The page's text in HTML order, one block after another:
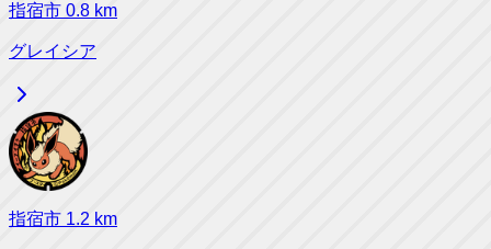
指宿市 0.8 km
グレイシア
指宿市 1.2 km